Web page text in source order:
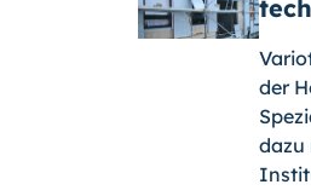
der
dazu